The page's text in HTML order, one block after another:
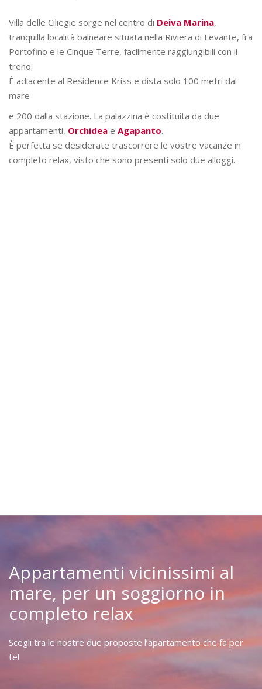
Villa delle Ciliegie sorge nel centro di Deiva Marina,
tranquilla località balneare situata nella Riviera di Levante, fra
Portofino e le Cinque Terre, facilmente raggiungibili con il
treno.
È adiacente al Residence Kriss e dista solo 100 metri dal
mare
e 200 dalla stazione. La palazzina è costituita da due
appartamenti, Orchidea e Agapanto.
È perfetta se desiderate trascorrere le vostre vacanze in
completo relax, visto che sono presenti solo due alloggi.
Appartamenti vicinissimi al
mare, per un soggiorno in
completo relax
Scegli tra le nostre due proposte l’apartamento che fa per
te!